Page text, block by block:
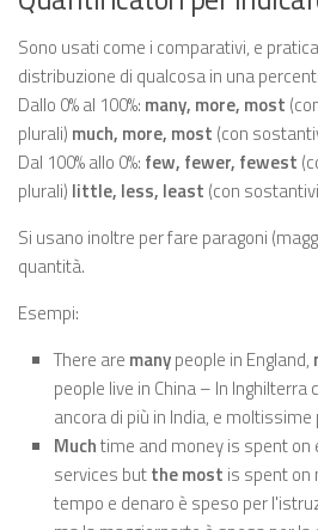
Sono usati come i comparativi, e
distribuzione di qualcosa in una
Dallo 0% al 100%: many, more, most
plurali) much, more, most (con
Dal 100% allo 0%: few, fewer, fewest
plurali) little, less, least (con
Si usano inoltre per fare paragoni
quantità.
Esempi:
There are manypeople in England,
people live in China – In
ancora di più in India, e moltissime
Muchtime and money is spent on
services butthe most is spent on
tempo e denaro è speso per